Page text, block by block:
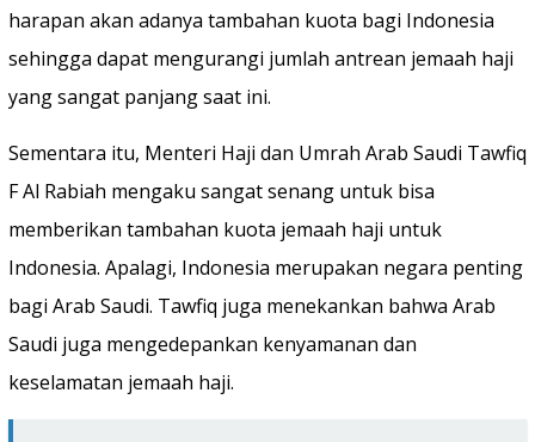
harapan akan adanya tambahan kuota bagi Indonesia
sehingga dapat mengurangi jumlah antrean jemaah haji
yang sangat panjang saat ini.
Sementara itu, Menteri Haji dan Umrah Arab Saudi Tawfiq
F Al Rabiah mengaku sangat senang untuk bisa
memberikan tambahan kuota jemaah haji untuk
Indonesia. Apalagi, Indonesia merupakan negara penting
bagi Arab Saudi. Tawfiq juga menekankan bahwa Arab
Saudi juga mengedepankan kenyamanan dan
keselamatan jemaah haji.